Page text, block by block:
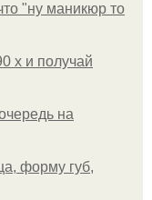
"ну маникюр то
х и получай
на
форму губ,